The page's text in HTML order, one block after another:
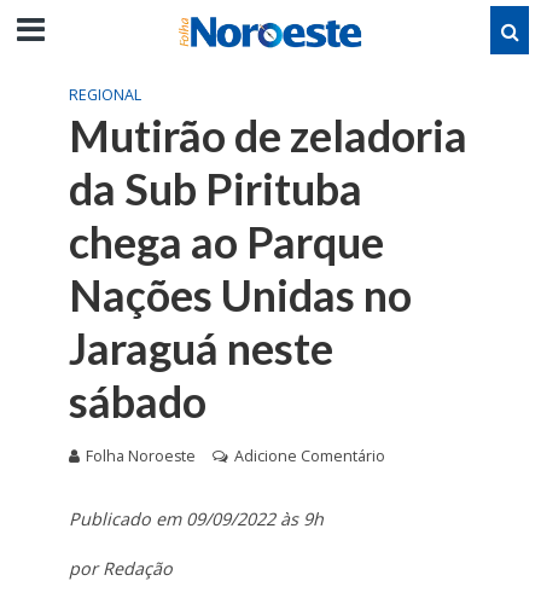
REGIONAL
Mutirão de zeladoria
da Sub Pirituba
chega ao Parque
Nações Unidas no
Jaraguá neste
sábado
Folha Noroeste Adicione Comentário
Publicado em 09/09/2022 às 9h
por Redação